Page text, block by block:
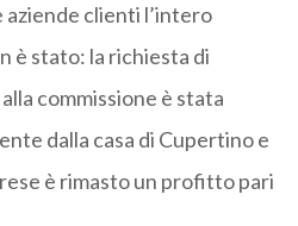
clienti l’intero
è stato: la richiesta di
commissione è stata
dalla casa di Cupertino e
è rimasto un profitto pari